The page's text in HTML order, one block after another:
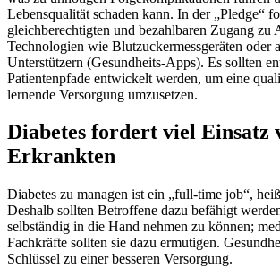
Lebensqualität schaden kann. In der „Pledge“
gleichberechtigten und bezahlbaren Zugang zu
Technologien wie Blutzuckermessgeräten oder
Unterstützern (Gesundheits-Apps). Es sollten
Patientenpfade entwickelt werden, um eine
lernende Versorgung umzusetzen.
Diabetes fordert viel Einsatz
Erkrankten
Diabetes zu managen ist ein „full-time job“,
Deshalb sollten Betroffene dazu befähigt
selbständig in die Hand nehmen zu können;
Fachkräfte sollten sie dazu ermutigen.
Schlüssel zu einer besseren Versorgung.